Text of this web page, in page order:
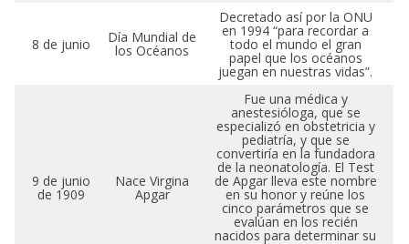
8 de junio Día Mundial de
los Océanos
Decretado así por la ONU
en 1994 “para recordar a
todo el mundo el gran
papel que los océanos
juegan en nuestras vidas”.
9 de junio
de 1909
Nace Virgina
Apgar
Fue una médica y
anestesióloga, que se
especializó en obstetricia y
pediatría, y que se
convertiría en la fundadora
de la neonatología. El Test
de Apgar lleva este nombre
en su honor y reúne los
cinco parámetros que se
evalúan en los recién
nacidos para determinar su